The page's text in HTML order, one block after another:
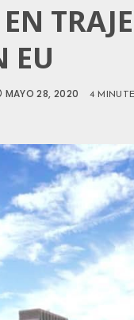
EN
EU
MAYO 28, 2020 4